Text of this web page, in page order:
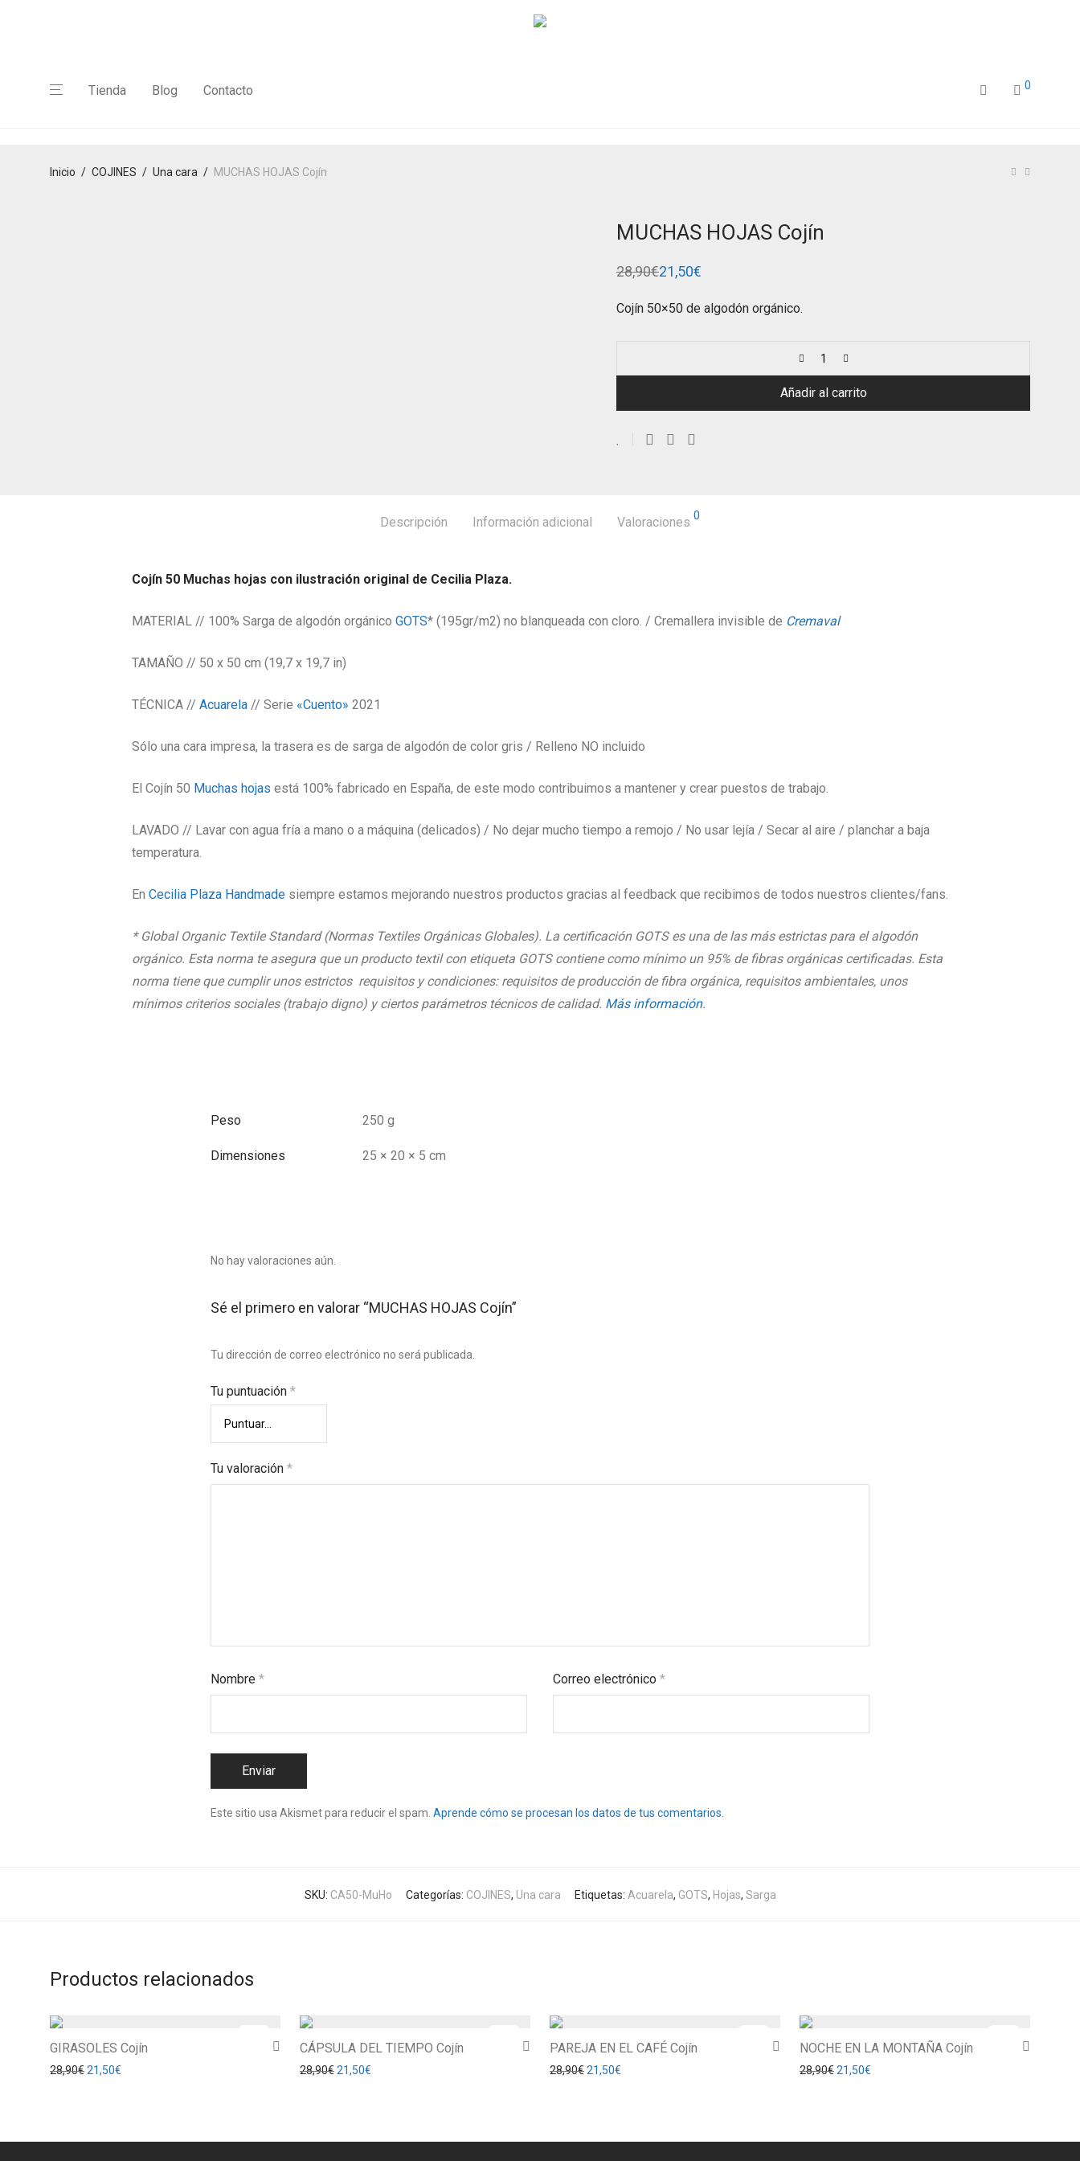
Tienda Blog Contacto 0
Inicio / COJINES / Una cara / MUCHAS HOJAS Cojín
MUCHAS HOJAS Cojín
28,90€
El
era:
21,50€
El
es:
Cojín 50×50 de algodón orgánico.
Añadir al carrito
Descripción Información adicional Valoraciones 0
Cojín 50 Muchas hojas con ilustración original de Cecilia Plaza.
MATERIAL // 100% Sarga de algodón orgánico GOTS* (195gr/m2) no blanqueada con cloro. / Cremallera invisible de Cremaval
TAMAÑO // 50 x 50 cm (19,7 x 19,7 in)
TÉCNICA // Acuarela // Serie «Cuento» 2021
Sólo una cara impresa, la trasera es de sarga de algodón de color gris / Relleno NO incluido
El Cojín 50 Muchas hojas está 100% fabricado en España, de este modo contribuimos a mantener y crear puestos de trabajo.
LAVADO // Lavar con agua fría a mano o a máquina (delicados) / No dejar mucho tiempo a remojo / No usar lejía / Secar al aire / planchar a baja
temperatura.
En Cecilia Plaza Handmade siempre estamos mejorando nuestros productos gracias al feedback que recibimos de todos nuestros clientes/fans.
* Global Organic Textile Standard (Normas Textiles Orgánicas Globales). La certificación GOTS es una de las más estrictas para el algodón
orgánico. Esta norma te asegura que un producto textil con etiqueta GOTS contiene como mínimo un 95% de fibras orgánicas certificadas. Esta
norma tiene que cumplir unos estrictos requisitos y condiciones: requisitos de producción de fibra orgánica, requisitos ambientales, unos
mínimos criterios sociales (trabajo digno) y ciertos parámetros técnicos de calidad. Más información.
Peso 250 g
Dimensiones 25 × 20 × 5 cm
No hay valoraciones aún.
Sé el primero en valorar “MUCHAS HOJAS Cojín”
Tu dirección de correo electrónico no será publicada.
Tu puntuación *
Tu valoración *
Nombre * Correo electrónico*
Este sitio usa Akismet para reducir el spam. Aprende cómo se procesan los datos de tus comentarios.
SKU: CA50-MuHo Categorías: COJINES, Una cara Etiquetas: Acuarela, GOTS, Hojas, Sarga
Productos relacionados
GIRASOLES Cojín
28,90€El precio original era: 28,90€.
21,50€
CÁPSULA DEL TIEMPO Cojín
28,90€El precio original era: 28,90€.
21,50€
PAREJA EN EL CAFÉ Cojín
28,90€El precio original era: 28,90€.
21,50€
NOCHE EN LA MONTAÑA Cojín
28,90€El precio original era: 28,90€.
21,50€